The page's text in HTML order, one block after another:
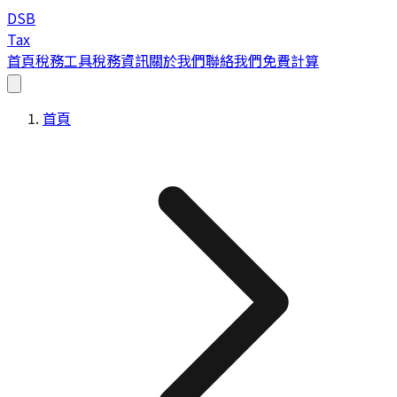
DSB
Tax
首頁稅務工具稅務資訊關於我們聯絡我們免費計算
首頁